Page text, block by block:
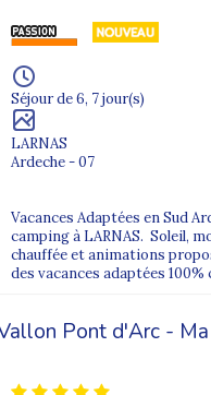
Séjour de 6, 7 jour(s)
LARNAS
Ardeche - 07
Vacances Adaptées en Sud
camping à LARNAS. Soleil,
chauffée et animations
des vacances adaptées
Pont d'Arc -